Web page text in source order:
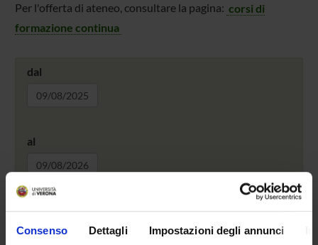
Consenso Dettagli Impostazioni degli annunci
Per l'offerta di ateneo, consultare la pagina: corsi di
formazione continua
dal
al
Cerca